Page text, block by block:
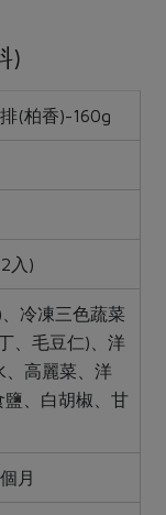
)
(柏香)-160g
入)
冷凍三色蔬菜
、毛豆仁)、洋
、高麗菜、洋
、白胡椒、甘
月